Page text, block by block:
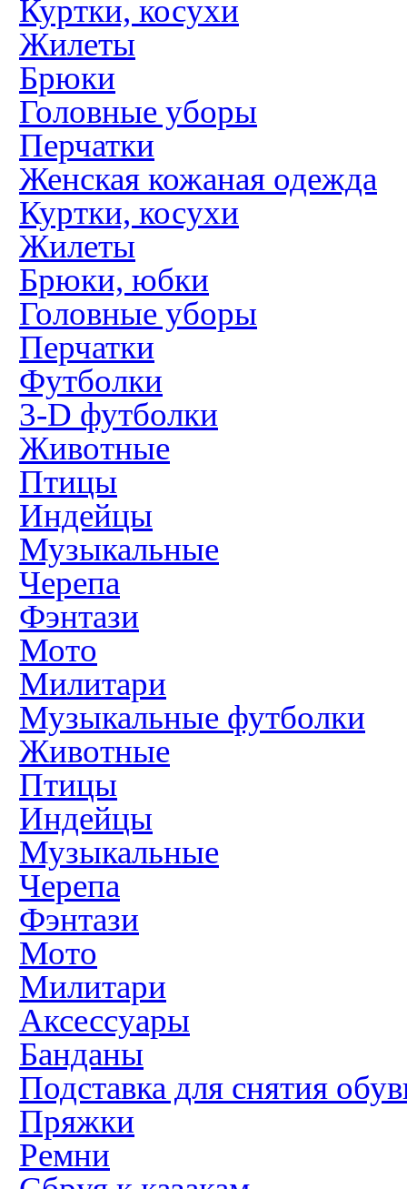
Куртки, косухи
Жилеты
Брюки
Головные уборы
Перчатки
Женская кожаная одежда
Куртки, косухи
Жилеты
Брюки, юбки
Головные уборы
Перчатки
Футболки
3-D футболки
Животные
Птицы
Индейцы
Музыкальные
Черепа
Фэнтази
Мото
Милитари
Музыкальные футболки
Животные
Птицы
Индейцы
Музыкальные
Черепа
Фэнтази
Мото
Милитари
Аксессуары
Банданы
Подставка для снятия
Пряжки
Ремни